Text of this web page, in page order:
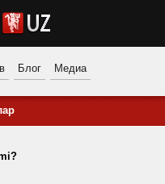
Блог Медиа